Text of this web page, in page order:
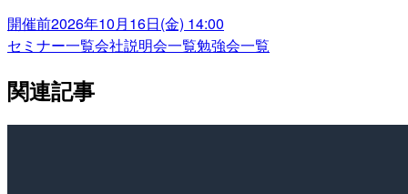
開催前2026年10月16日(金) 14:00
セミナー一覧会社説明会一覧勉強会一覧
関連記事